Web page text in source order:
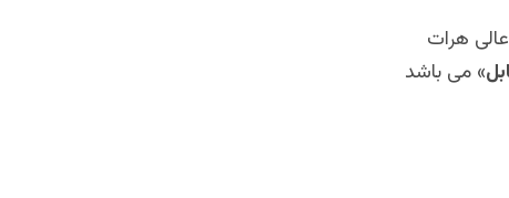
عالی هرات
» می باشد